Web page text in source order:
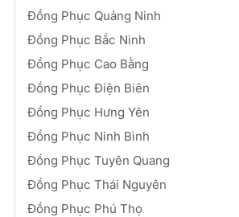
Đồng Phục Quảng Ninh
Đồng Phục Bắc Ninh
Đồng Phục Cao Bằng
Đồng Phục Điện Biên
Đồng Phục Hưng Yên
Đồng Phục Ninh Bình
Đồng Phục Tuyên Quang
Đồng Phục Thái Nguyên
Đồng Phục Phú Thọ